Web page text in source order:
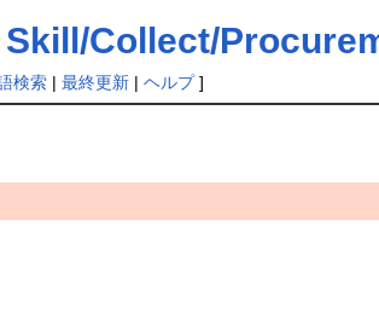
Skill/Collect/
検索| 最終更新| ヘルプ]